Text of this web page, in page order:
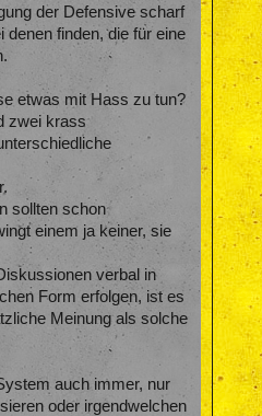
der Defensive scharf
denen finden, die für eine
etwas mit Hass zu tun?
zwei krass
sollten schon
einem ja keiner, sie
verbal in
Form erfolgen, ist es
Meinung als solche
auch immer, nur
oder irgendwelchen